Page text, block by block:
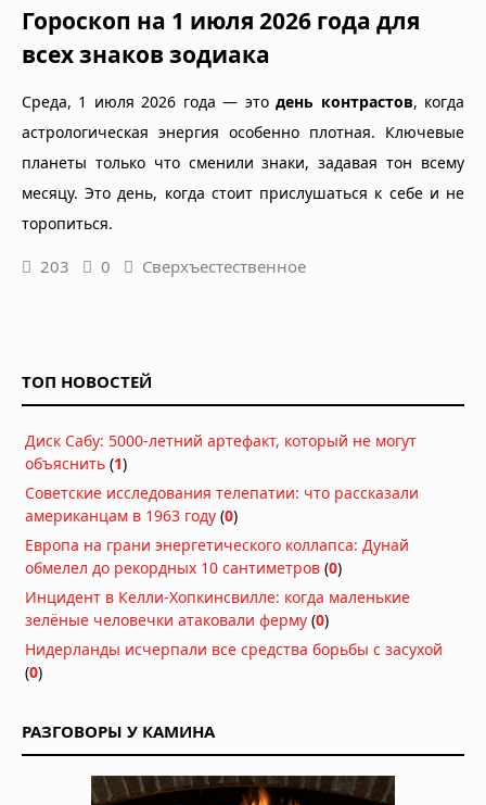
Гороскоп на 1 июля 2026 года для
всех знаков зодиака
Среда, 1 июля 2026 года — этодень контрастов, когда
астрологическая энергия особенно плотная. Ключевые
планеты только что сменили знаки, задавая тон всему
месяцу. Это день, когда стоит прислушаться к себе и не
торопиться.
203 0 Сверхъестественное
ТОП НОВОСТЕЙ
Диск Сабу: 5000-летний артефакт, который не могут
объяснить (1)
Советские исследования телепатии: что рассказали
американцам в 1963 году (0)
Европа на грани энергетического коллапса: Дунай
обмелел до рекордных 10 сантиметров (0)
Инцидент в Келли-Хопкинсвилле: когда маленькие
зелёные человечки атаковали ферму (0)
Нидерланды исчерпали все средства борьбы с засухой
(0)
РАЗГОВОРЫ У КАМИНА